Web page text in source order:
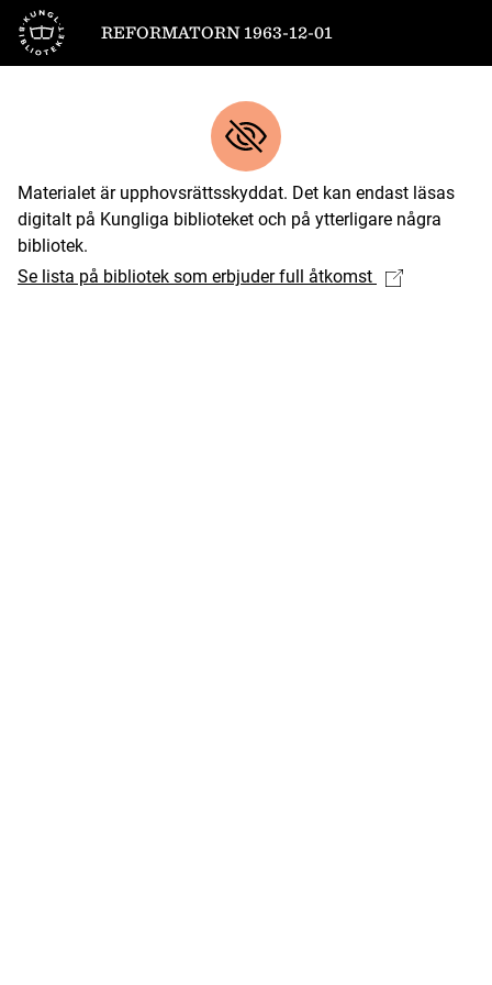
Till startsidan
REFORMATORN 1963-12-01
Materialet är upphovsrättsskyddat. Det kan endast läsas
digitalt på Kungliga biblioteket och på ytterligare några
bibliotek.
Se lista på bibliotek som erbjuder full åtkomst